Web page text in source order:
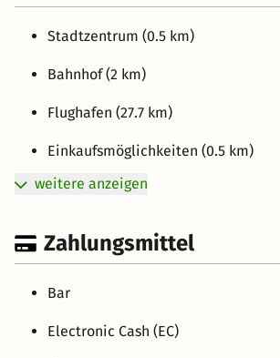
Stadtzentrum (0.5 km)
Bahnhof (2 km)
Flughafen (27.7 km)
Einkaufsmöglichkeiten (0.5 km)
weitere anzeigen
Zahlungsmittel
Bar
Electronic Cash (EC)